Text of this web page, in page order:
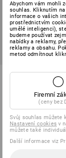
S6 Lesnická
od 7 021,63 Kč
(vč. DPH) od 10 pár
Abychom vám mohli
souhlas. Kliknutím
informace o vašich
prostřednictvím
umělé inteligenci),
budeme používat
nabídky a reklamy,
reklamy a obsahu.
metod odmítnout
Firemní
(ceny bez
Svůj souhlas můžete
Nastavení cookies v
můžete také
Další informace viz